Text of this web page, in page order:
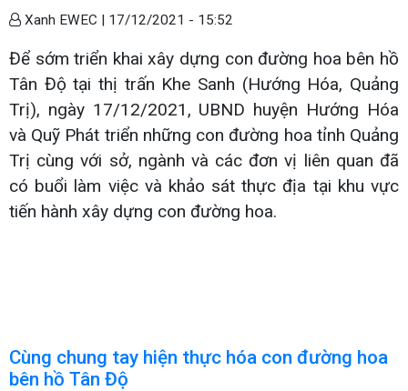
Xanh EWEC | 17/12/2021 - 15:52
Để sớm triển khai xây dựng con đường hoa bên hồ
Tân Độ tại thị trấn Khe Sanh (Hướng Hóa, Quảng
Trị), ngày 17/12/2021, UBND huyện Hướng Hóa
và Quỹ Phát triển những con đường hoa tỉnh Quảng
Trị cùng với sở, ngành và các đơn vị liên quan đã
có buổi làm việc và khảo sát thực địa tại khu vực
tiến hành xây dựng con đường hoa.
Cùng chung tay hiện thực hóa con đường hoa
bên hồ Tân Độ